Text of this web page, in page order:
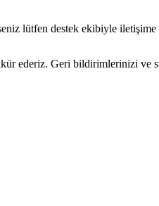
lütfen destek ekibiyle iletişime
ederiz. Geri bildirimlerinizi ve